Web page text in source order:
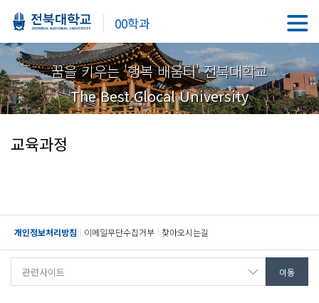
00학과
꿈을 키우는 '행복 배움터' 전북대학교
The Best Glocal University
교육과정
개인정보처리방침 이메일무단수집거부 찾아오시는길